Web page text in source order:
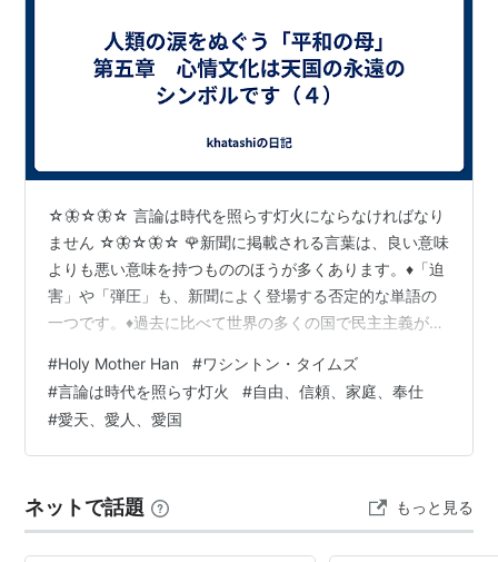
☆🦋☆🦋☆ 言論は時代を照らす灯火にならなければなり
ません ☆🦋☆🦋☆ 🌹新聞に掲載される言葉は、良い意味
よりも悪い意味を持つもののほうが多くあります。♦「迫
害」や「弾圧」も、新聞によく登場する否定的な単語の
一つです。♦過去に比べて世界の多くの国で民主主義が根
の時間もなお、政治的な迫害を受け、宗教が違うという
理由で追い立てられている人々が大勢います。 🌹1970年
代は、様々な対立や葛藤（かっとう）、混沌（こんと
ん）に拍車がかかった時代です。♦特に1975年は、世界
い知れない恐怖に襲われ、尽き…
#Holy Mother Han #ワシントン・タイムズ
#言論は時代を照らす灯火 #自由、信頼、家庭、奉仕
#愛天、愛人、愛国
ネットで話題 もっと見る